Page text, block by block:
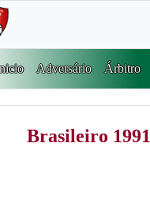
Adversário Árbitro
Brasileiro 1991